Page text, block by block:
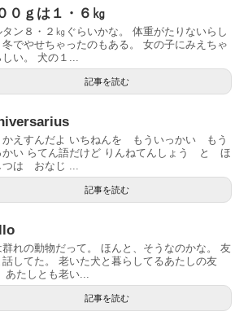
０ｇは１・６㎏
タン８・２㎏ぐらいかな。 体重がたりないらし
冬でやせちゃったのもある。 女の子にみえちゃ
しい。 犬の１...
記事を読む
かえすんだよ いちねんを もういっかい もう
かい らてん語だけど りんねてんしょう と ほ
つは おなじ ...
記事を読む
群れの動物だって。 ほんと、そうなのかな。 友
話してた。 老いた犬と暮らしてるあたしの友
あたしとも老い...
記事を読む